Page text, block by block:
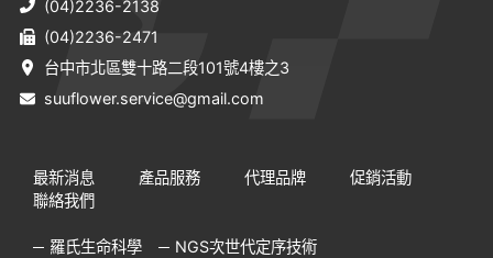
(04)2236-2138
(04)2236-2471
台中市北區雙十路二段101號4樓之3
suuflower.service@gmail.com
最新消息 產品服務 代理品牌
促銷活動
聯絡我們
羅氏生命科學 NGS次世代定序技術